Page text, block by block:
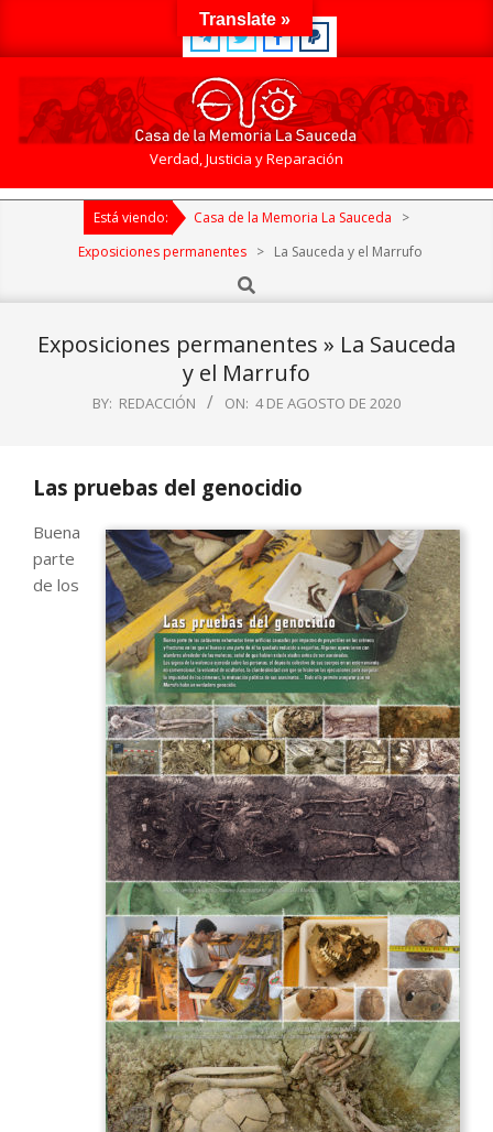
de
Memoria
Sauceda
Verdad, Justicia y Reparación
Primary
Está viendo: Casa de la Memoria La Sauceda
>
Exposiciones permanentes
> La Sauceda y el Marrufo
Search
Exposiciones permanentes » La Sauceda
y el Marrufo
BY: REDACCIÓN ON: 4 DE AGOSTO DE 2020
Las pruebas del genocidio
Buena
parte
de los
Translate »